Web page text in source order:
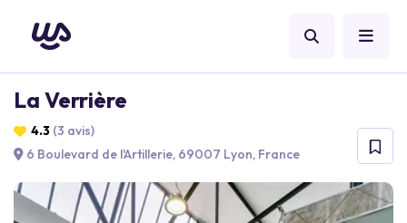
La Verrière
4.3 (3 avis)
6 Boulevard de l'Artillerie, 69007 Lyon, France